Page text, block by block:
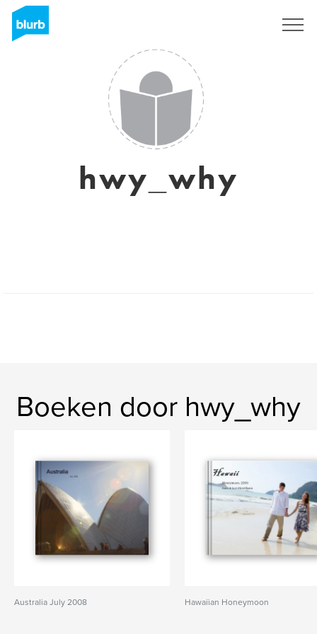
hwy_why
Boeken door hwy_why
Australia July 2008 Hawaiian Honeymoon